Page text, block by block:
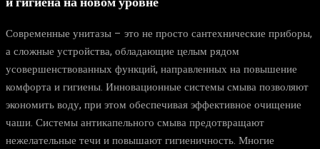
Современные унитазы – это не просто сантехнические приборы,
а сложные устройства, обладающие целым рядом
усовершенствованных функций, направленных на повышение
комфорта и гигиены. Инновационные системы смыва позволяют
экономить воду, при этом обеспечивая эффективное очищение
чаши. Системы антикапельного смыва предотвращают
нежелательные течи и повышают гигиеничность. Многие